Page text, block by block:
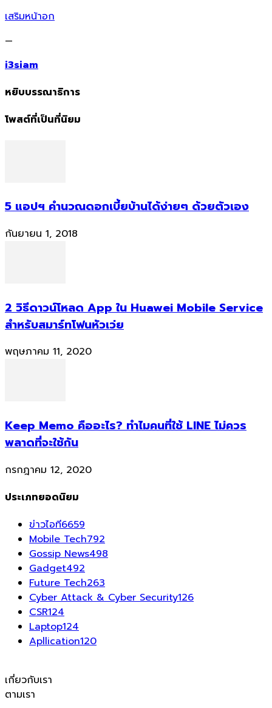
เสริมหน้าอก
—
i3siam
หยิบบรรณาธิการ
โพสต์ที่เป็นที่นิยม
5 แอปฯ คำนวณดอกเบี้ยบ้านได้ง่ายๆ ด้วยตัวเอง
กันยายน 1, 2018
2 วิธีดาวน์โหลด App ใน Huawei Mobile Service
สำหรับสมาร์ทโฟนหัวเว่ย
พฤษภาคม 11, 2020
Keep Memo คืออะไร? ทำไมคนที่ใช้ LINE ไม่ควร
พลาดที่จะใช้กัน
กรกฎาคม 12, 2020
ประเภทยอดนิยม
ข่าวไอที6659
Mobile Tech792
Gossip News498
Gadget492
Future Tech263
Cyber Attack & Cyber Security126
CSR124
Laptop124
Apllication120
เกี่ยวกับเรา
ตามเรา